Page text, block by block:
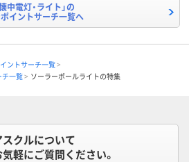
懐中電灯・ライト」の
イントサーチ一覧へ
ントサーチ一覧
チ一覧
ソーラーポールライトの特集
スクルについて
気軽にご質問ください。